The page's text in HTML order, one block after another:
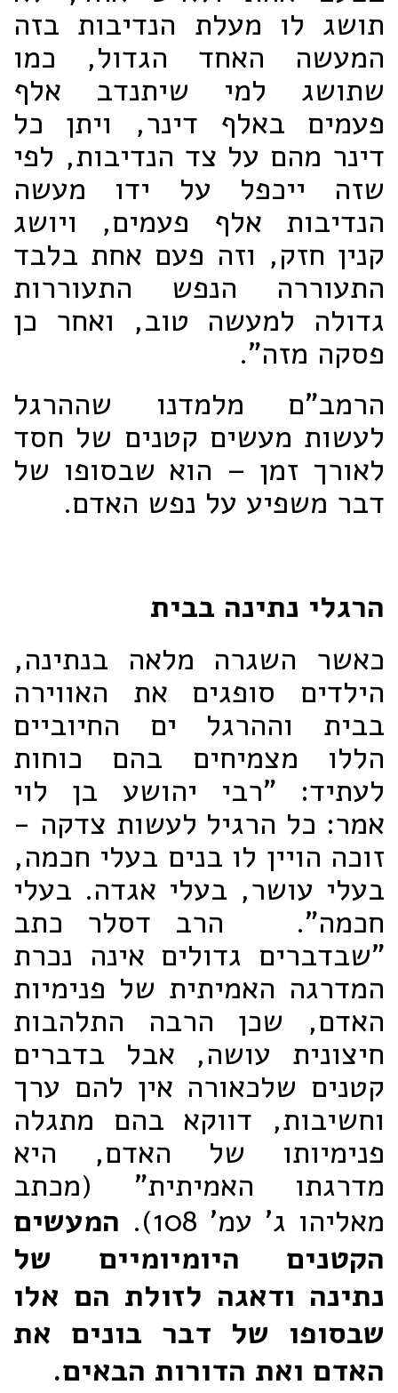
תושג לו מעלת הנדיבות בזה
המעשה האחד הגדול, כמו
שתושג למי שיתנדב אלף
פעמים באלף דינר, ויתן כל
דינר מהם על צד הנדיבות, לפי
שזה ייכפל על ידו מעשה
הנדיבות אלף פעמים, ויושג
קנין חזק, וזה פעם אחת בלבד
התעוררה הנפש התעוררות
גדולה למעשה טוב, ואחר כן
פסקה מזה".
הרמב"ם מלמדנו שההרגל
לעשות מעשים קטנים של חסד
לאורך זמן – הוא שבסופו של
דבר משפיע על נפש האדם.
הרגלי נתינה בבית
כאשר השגרה מלאה בנתינה,
הילדים סופגים את האווירה
בבית וההרגל ים החיוביים
הללו מצמיחים בהם כוחות
לעתיד: "רבי יהושע בן לוי
אמר: כל הרגיל לעשות צדקה -
זוכה הויין לו בנים בעלי חכמה,
בעלי עושר, בעלי אגדה. בעלי
חכמה". הרב דסלר כתב
"שבדברים גדולים אינה נכרת
המדרגה האמיתית של פנימיות
האדם, שכן הרבה התלהבות
חיצונית עושה, אבל בדברים
קטנים שלכאורה אין להם ערך
וחשיבות, דווקא בהם מתגלה
פנימיותו של האדם, היא
מדרגתו האמיתית" (מכתב
מאליהו ג' עמ' 108).
המעשים
הקטנים היומיומיים של
נתינה ודאגה לזולת הם אלו
שבסופו של דבר בונים את
האדם ואת הדורות הבאים.